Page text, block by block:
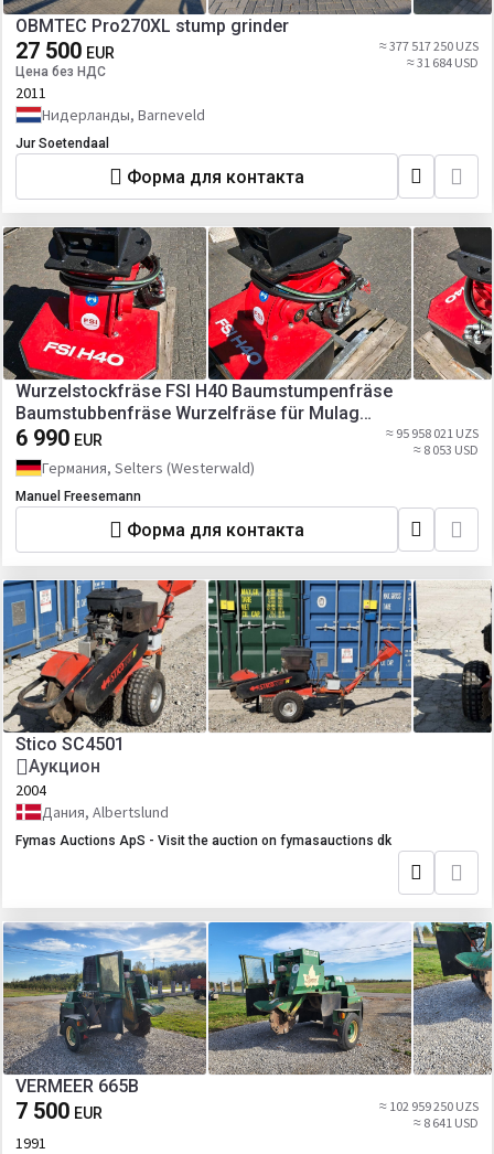
OBMTEC Pro270XL stump grinder
27 500 EUR
Цена без НДС
≈ 377 517 250 UZS
≈ 31 684 USD
2011
Нидерланды, Barneveld
Jur Soetendaal
Форма для контакта
Wurzelstockfräse FSI H40 Baumstumpenfräse
Baumstubbenfräse Wurzelfräse für Mulag
Böschungsmäher Böschungsmulcher Bankettmäher
passend für Bagger MS03 Aufnahme
6 990 EUR
≈ 95 958 021 UZS
≈ 8 053 USD
Германия, Selters (Westerwald)
Manuel Freesemann
Форма для контакта
Stico SC4501
Аукцион
2004
Дания, Albertslund
Fymas Auctions ApS - Visit the auction on fymasauctions dk
VERMEER 665B
7 500 EUR
≈ 102 959 250 UZS
≈ 8 641 USD
1991